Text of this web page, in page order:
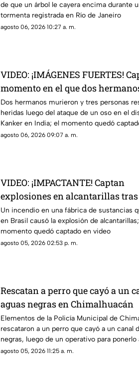
de que un árbol le cayera encima durante
tormenta registrada en Río de Janeiro
agosto 06, 2026 10:27 a. m.
VIDEO: ¡IMÁGENES FUERTES!
momento en el que dos
devorados por un oso
Dos hermanos murieron y tres personas
heridas luego del ataque de un oso en el
Kanker en India; el momento quedó
video
agosto 06, 2026 09:07 a. m.
VIDEO: ¡IMPACTANTE! Captan
explosiones en alcantarillas
incendio en una fábrica
Un incendio en una fábrica de sustancias
en Brasil causó la explosión de
momento quedó captado en video
agosto 05, 2026 02:53 p. m.
Rescatan a perro que cayó a un
aguas negras en Chimalhuacán
Elementos de la Policía Municipal de
rescataron a un perro que cayó a un canal
negras, luego de un operativo para ponerlo
agosto 05, 2026 11:25 a. m.